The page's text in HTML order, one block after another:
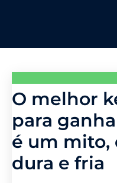
O melhor
para
é um mito,
dura e fria